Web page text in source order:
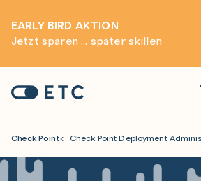
EARLY BIRD AKTION
Jetzt sparen ... später skillen
Startseite: ETC
Check Point Check Point Deployment